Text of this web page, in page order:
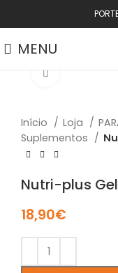
MENU
Click to
Início Loja
Suplementos
Nutri-plus
18,90€